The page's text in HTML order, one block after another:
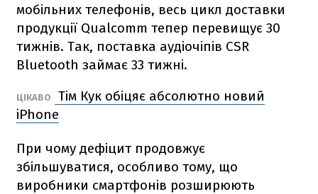
мобільних телефонів, весь цикл доставки
продукції Qualcomm тепер перевищує 30
тижнів. Так, поставка аудіочіпів CSR
Bluetooth займає 33 тижні.
ЦІКАВО
Тім Кук обіцяє абсолютно новий
iPhone
При чому дефіцит продовжує
збільшуватися, особливо тому, що
виробники смартфонів розширюють